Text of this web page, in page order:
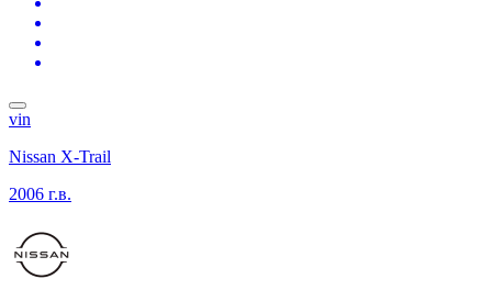
vin
Nissan X-Trail
2006 г.в.